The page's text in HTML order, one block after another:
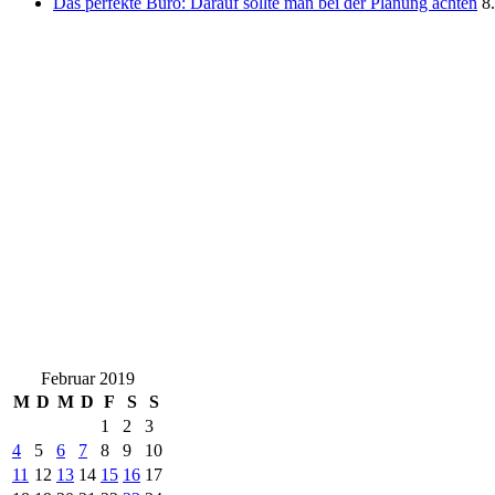
Februar 2019
M D M D F S
S
1
2
3
4
5 6 7 8 9
10
11 12 13 14 15 16 17